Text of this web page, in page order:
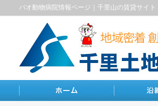
バオ動物病院情報ページ｜千里山の賃貸サイト